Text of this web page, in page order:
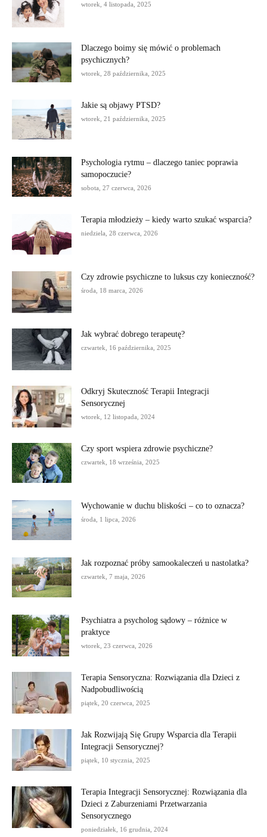
wtorek, 4 listopada, 2025
Dlaczego boimy się mówić o problemach
psychicznych?
wtorek, 28 października, 2025
Jakie są objawy PTSD?
wtorek, 21 października, 2025
Psychologia rytmu – dlaczego taniec poprawia
samopoczucie?
sobota, 27 czerwca, 2026
Terapia młodzieży – kiedy warto szukać wsparcia?
niedziela, 28 czerwca, 2026
Czy zdrowie psychiczne to luksus czy konieczność?
środa, 18 marca, 2026
Jak wybrać dobrego terapeutę?
czwartek, 16 października, 2025
Odkryj Skuteczność Terapii Integracji
Sensorycznej
wtorek, 12 listopada, 2024
Czy sport wspiera zdrowie psychiczne?
czwartek, 18 września, 2025
Wychowanie w duchu bliskości – co to oznacza?
środa, 1 lipca, 2026
Jak rozpoznać próby samookaleczeń u nastolatka?
czwartek, 7 maja, 2026
Psychiatra a psycholog sądowy – różnice w
praktyce
wtorek, 23 czerwca, 2026
Terapia Sensoryczna: Rozwiązania dla Dzieci z
Nadpobudliwością
piątek, 20 czerwca, 2025
Jak Rozwijają Się Grupy Wsparcia dla Terapii
Integracji Sensorycznej?
piątek, 10 stycznia, 2025
Terapia Integracji Sensorycznej: Rozwiązania dla
Dzieci z Zaburzeniami Przetwarzania
Sensorycznego
poniedziałek, 16 grudnia, 2024